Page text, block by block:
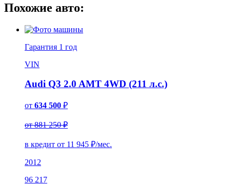
Похожие авто:
Гарантия 1 год
VIN
Audi Q3 2.0 AMT 4WD (211 л.с.)
от 634 500 ₽
от 881 250 ₽
в кредит от 11 945 ₽/мес.
2012
96 217